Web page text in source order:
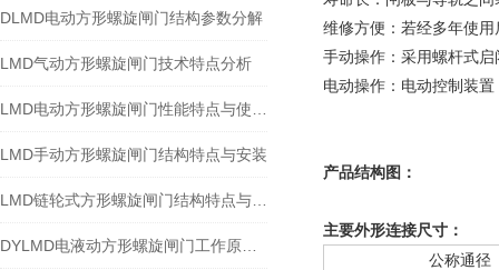
DLMD电动方形螺旋闸门结构参数分解
LMD气动方形螺旋闸门技术特点分析
LMD手动方形螺旋闸门结构特点与安装
维修方便：若经多年使
手动操作：采用螺杆式
电动操作：电动控制装
产品结构图：
主要外形连接尺寸：
公称通径